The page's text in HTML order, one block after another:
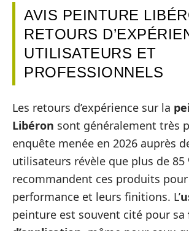
AVIS PEINTURE
RETOURS
UTILISATEURS ET
PROFESSIONNELS
Les retours d’expérience sur la
Libéron sont généralement très
enquête menée en 2026 auprès
utilisateurs révèle que plus de 85
recommandent ces produits
performance et leurs finitions. L’
peinture est souvent cité pour sa